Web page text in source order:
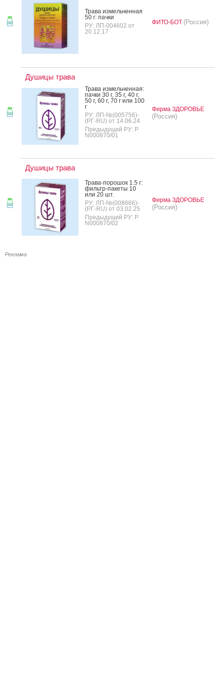
Тра­ва из­мель­чен­ная
50 г: пач­ки
РУ: ЛП-004602 от
20.12.17
ФИТО-БОТ (Россия)
Душицы трава
Тра­ва из­мель­чен­ная:
пач­ки 30 г, 35 г, 40 г,
50 г, 60 г, 70 г или 100
г
РУ: ЛП-№(005756)-
(РГ-RU) от 14.06.24
Предыдущий РУ: Р
N000870/01
Фирма ЗДОРОВЬЕ
(Россия)
Душицы трава
Тра­ва-по­рошок 1.5 г:
филь­тр-па­кеты 10
или 20 шт.
РУ: ЛП-№(008666)-
(РГ-RU) от 03.02.25
Предыдущий РУ: Р
N000870/02
Фирма ЗДОРОВЬЕ
(Россия)
Реклама